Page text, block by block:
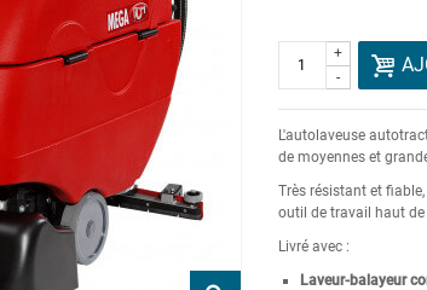
-
+
L'autolaveuse
de moyennes et
Très résistant et
outil de travail haut
Livré avec :
Laveur-balayeur